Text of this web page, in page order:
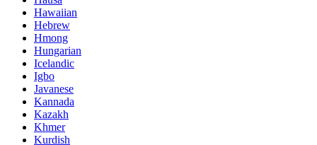
Hawaiian
Hebrew
Hmong
Hungarian
Icelandic
Igbo
Javanese
Kannada
Kazakh
Khmer
Kurdish